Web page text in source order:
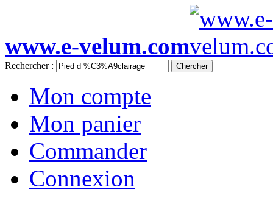
www.e-velum.com
Rechercher : Chercher
Mon compte
Mon panier
Commander
Connexion